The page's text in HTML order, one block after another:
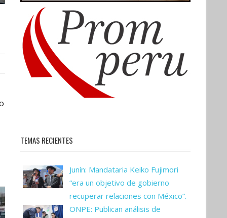
TEMAS RECIENTES
Junín: Mandataria Keiko Fujimori
“era un objetivo de gobierno
recuperar relaciones con México”.
ONPE: Publican análisis de